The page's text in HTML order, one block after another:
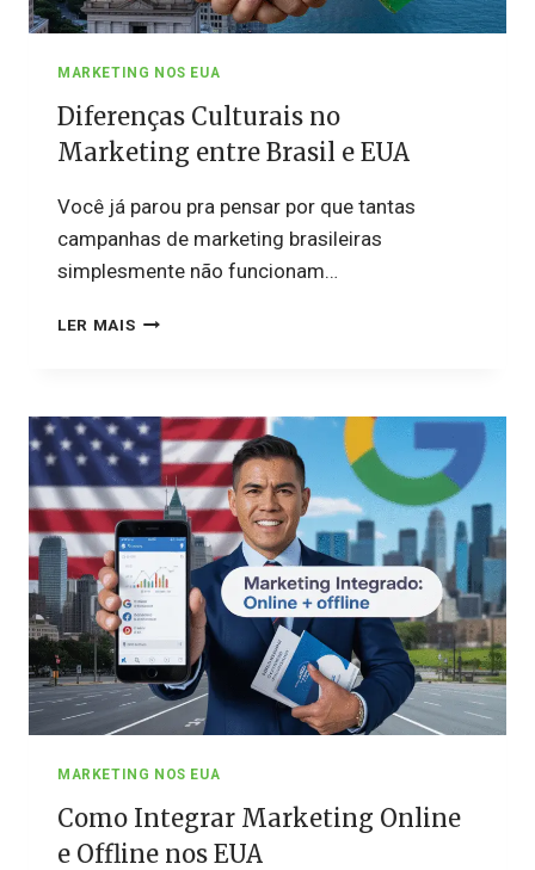
MARKETING NOS EUA
Diferenças Culturais no
Marketing entre Brasil e EUA
Você já parou pra pensar por que tantas
campanhas de marketing brasileiras
simplesmente não funcionam…
LER MAISDIFERENÇAS
ENTRE
BRASIL
E
EUA
MARKETING NOS EUA
Como Integrar Marketing Online
e Offline nos EUA